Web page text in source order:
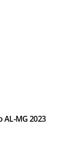
AL-MG 2023